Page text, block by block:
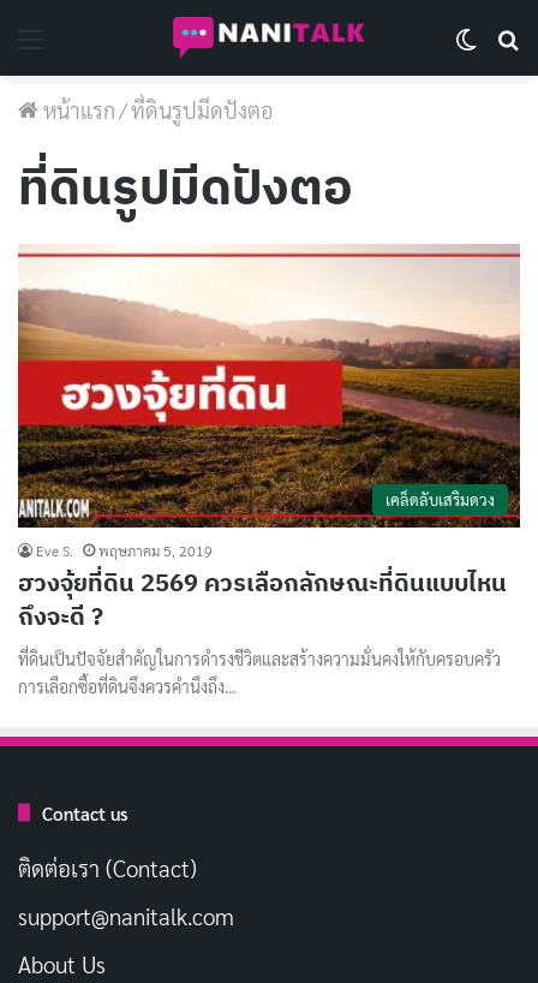
หน้าแรก/ที่ดินรูปมีดปังตอ
ที่ดินรูปมีดปังตอ
เคล็ดลับเสริมดวง
Eve S. พฤษภาคม 5, 2019
ฮวงจุ้ยที่ดิน 2569 ควรเลือกลักษณะที่ดินแบบไหน
ถึงจะดี ?
ที่ดินเป็นปัจจัยสำคัญในการดำรงชีวิตและสร้างความมั่นคงให้กับครอบครัว
การเลือกซื้อที่ดินจึงควรคำนึงถึง…
Contact us
ติดต่อเรา (Contact)
support@nanitalk.com
About Us